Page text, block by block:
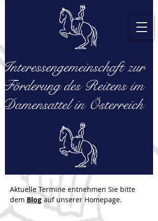
Interessengemeinschaft zur
Förderung des Reitens im
Damensattel in Österreich
Aktuelle Termine entnehmen Sie bitte
dem Blogauf unserer Homepage.